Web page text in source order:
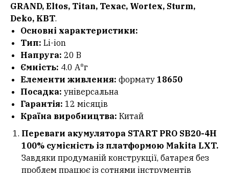
GRAND, Eltos, Titan, Texac, Wortex, Sturm,
Deko, KBT.
Основні характеристики:
Тип: Li-ion
Напруга: 20 В
Ємність: 4.0 А*г
Елементи живлення: формату 18650
Посадка: універсальна
Гарантія: 12 місяців
Країна виробництва: Китай
Переваги акумулятора START PRO SB20-4H
100% сумісність із платформою Makita LXT.
Завдяки продуманій конструкції, батарея без
проблем працює із сотнями інструментів